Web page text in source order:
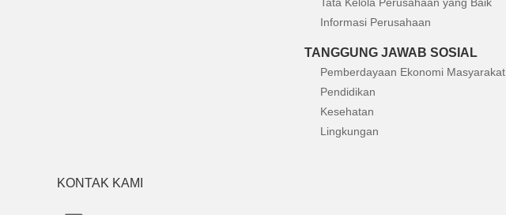
Informasi Perusahaan
TANGGUNG JAWAB SOSIAL
Pemberdayaan Ekonomi Masyarakat
Pendidikan
Kesehatan
Lingkungan
KONTAK KAMI